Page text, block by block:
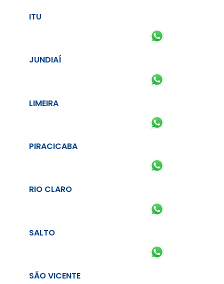
ITU
JUNDIAÍ
LIMEIRA
PIRACICABA
RIO CLARO
SALTO
SÃO VICENTE